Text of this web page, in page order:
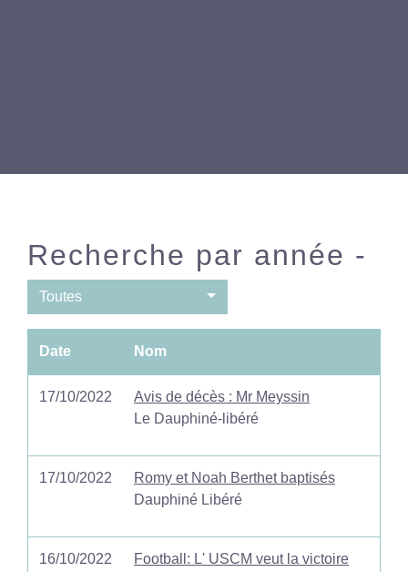
Recherche par année -
Toutes
Date Nom
17/10/2022
Avis de décès : Mr Meyssin
Le Dauphiné-libéré
17/10/2022
Romy et Noah Berthet baptisés
Dauphiné Libéré
16/10/2022
Football: L' USCM veut la victoire